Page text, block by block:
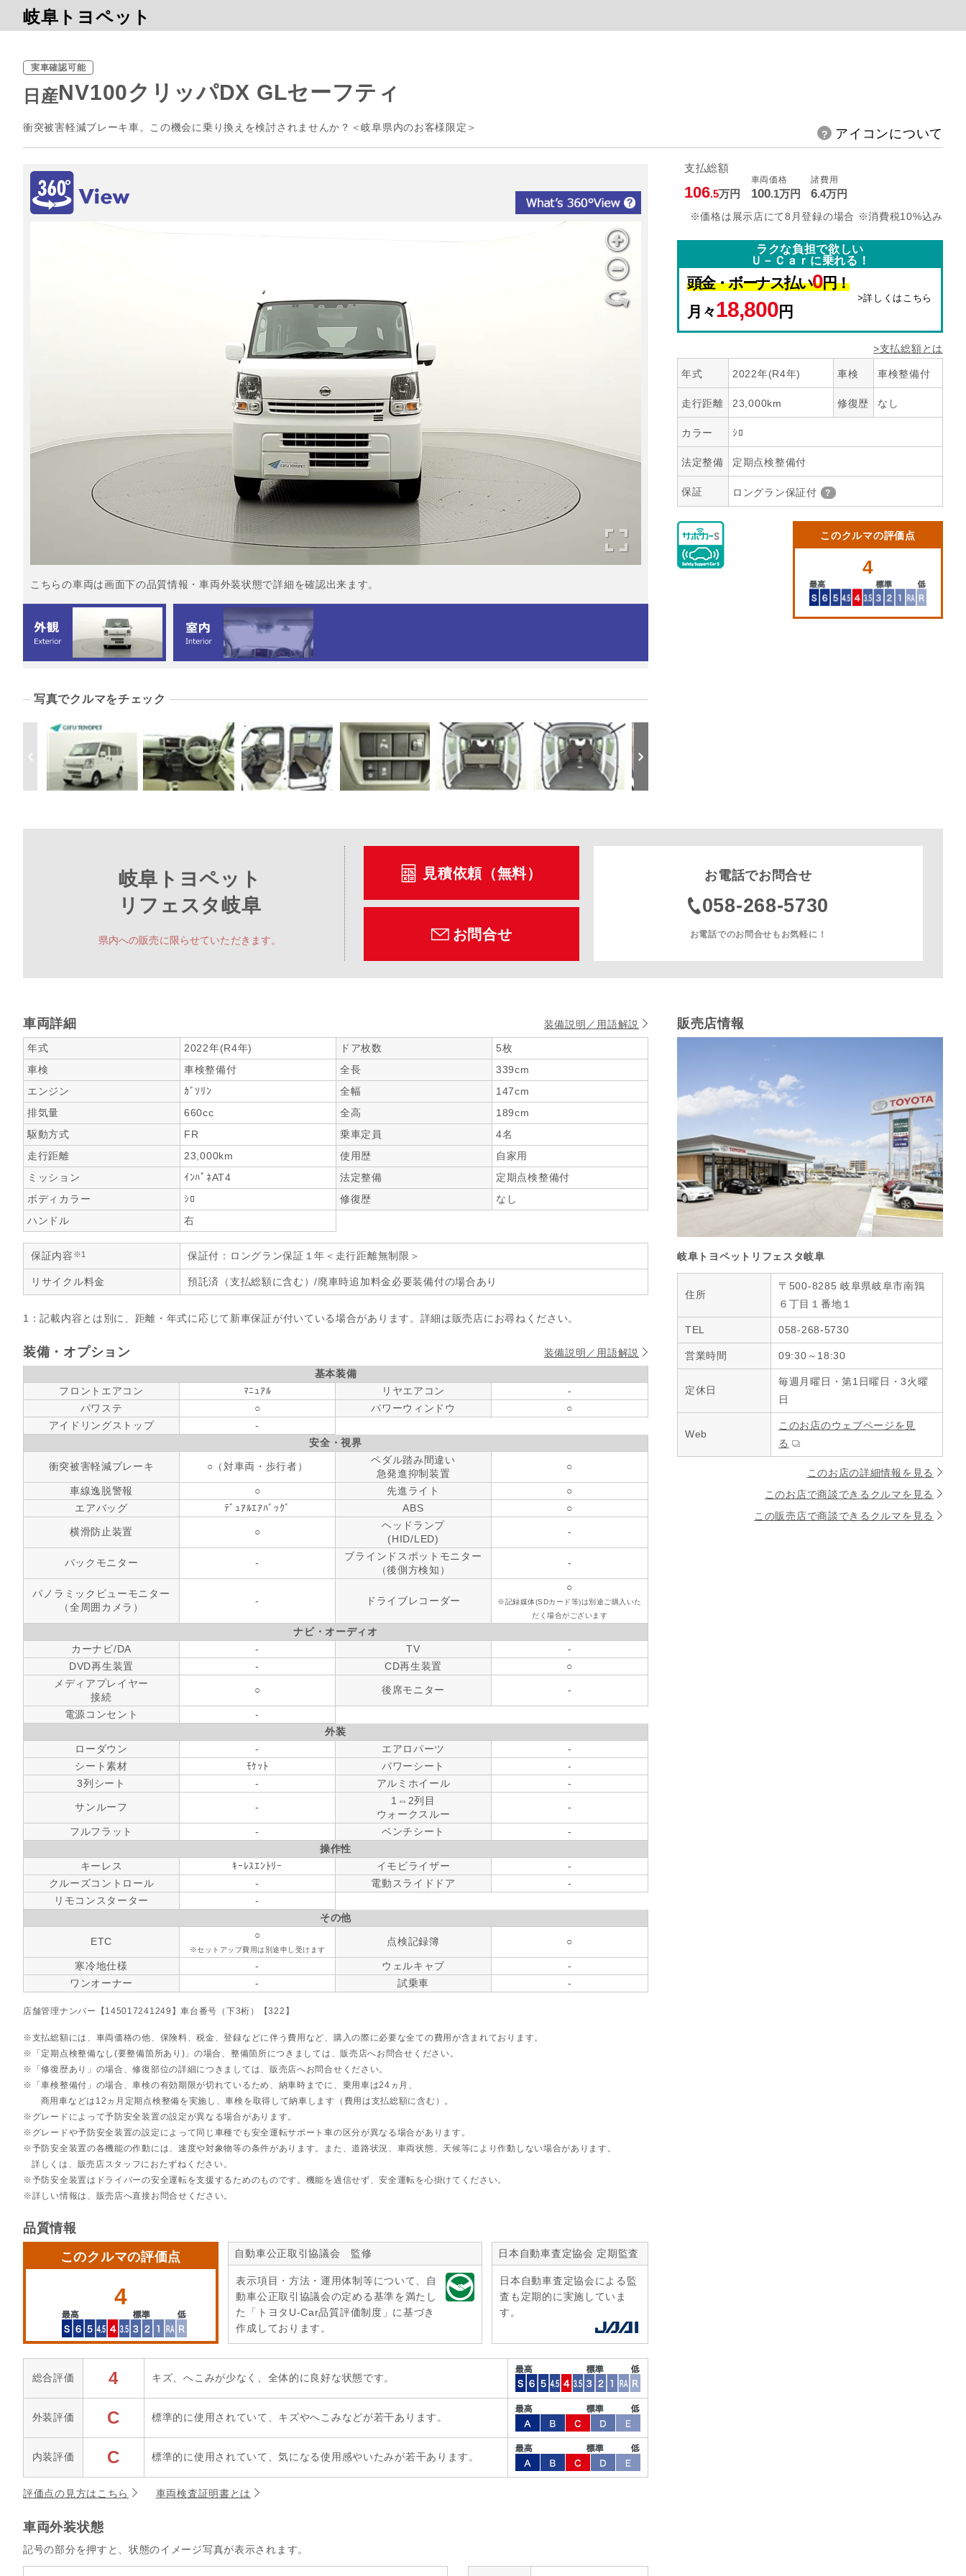
岐阜トヨペット
実車確認可能
日産NV100クリッパDX GLセーフティ
衝突被害軽減ブレーキ車。この機会に乗り換えを検討されませんか？＜岐阜県内のお客様限定＞
こちらの車両は画面下の品質情報・車両外装状態で詳細を確認出来ます。
写真でクルマをチェック
アイコンについて
支払総額
106.5万円
車両価格
100.1万円
諸費用
6.4万円
※価格は展示店にて8月登録の場合 ※消費税10%込み
ラクな負担で欲しい
Ｕ－Ｃａｒに乗れる！
頭金・ボーナス払い0円！
月々18,800円
>詳しくはこちら
>支払総額とは
年式 2022年(R4年) 車検 車検整備付
走行距離 23,000km 修復歴 なし
カラー ｼﾛ
法定整備 定期点検整備付
保証 ロングラン保証付
このクルマの評価点
4
岐阜トヨペット
リフェスタ岐阜
県内への販売に限らせていただきます。
見積依頼（無料）
お問合せ
お電話でお問合せ
058-268-5730
お電話でのお問合せもお気軽に！
車両詳細 装備説明／用語解説
年式 2022年(R4年) ドア枚数
5枚
車検
車検整備付 全長
339cm
エンジン
ｶﾞｿﾘﾝ 全幅
147cm
排気量
660cc 全高
189cm
駆動方式
FR 乗車定員
4名
走行距離
23,000km 使用歴
自家用
ミッション
ｲﾝﾊﾟﾈAT4 法定整備
定期点検整備付
ボディカラー
ｼﾛ 修復歴
なし
ハンドル
右
保証内容 ※1 保証付：ロングラン保証１年＜走行距離無制限＞
リサイクル料金 預託済（支払総額に含む）/廃車時追加料金必要装備付の場合あり
1：記載内容とは別に、距離・年式に応じて新車保証が付いている場合があります。詳細は販売店にお尋ねください。
装備・オプション
装備説明／用語解説
基本装備
フロントエアコン
ﾏﾆｭｱﾙ リヤエアコン
-
パワステ
○ パワーウィンドウ
○
アイドリングストップ
-
安全・視界
衝突被害軽減ブレーキ ○（対車両・歩行者）
ペダル踏み間違い
急発進抑制装置
○
車線逸脱警報 ○ 先進ライト
○
エアバッグ
ﾃﾞｭｱﾙｴｱﾊﾞｯｸﾞ ABS ○
横滑防止装置 ○
ヘッドランプ
(HID/LED)
-
バックモニター -
ブラインドスポットモニター
（後側方検知）
-
パノラミックビューモニター
（全周囲カメラ）
- ドライブレコーダー
○
※記録媒体(SDカード等)は別途ご購入いた
だく場合がございます
ナビ・オーディオ
カーナビ/DA
- TV
-
DVD再生装置
- CD再生装置
○
メディアプレイヤー
接続
○ 後席モニター -
電源コンセント
-
外装
ローダウン
- エアロパーツ
-
シート素材
ﾓｹｯﾄ パワーシート
-
3列シート
- アルミホイール -
サンルーフ -
1⇔2列目
ウォークスルー
-
フルフラット - ベンチシート
-
操作性
キーレス
ｷｰﾚｽｴﾝﾄﾘｰ イモビライザー
-
クルーズコントロール
- 電動スライドドア
-
リモコンスターター
-
その他
ETC
○
※セットアップ費用は別途申し受けます
点検記録簿 ○
寒冷地仕様 - ウェルキャブ
-
ワンオーナー
- 試乗車 -
店舗管理ナンバー【145017241249】車台番号（下3桁）【322】
支払総額には、車両価格の他、保険料、税金、登録などに伴う費用など、購入の際に必要な全ての費用が含まれております。
「定期点検整備なし(要整備箇所あり)」の場合、整備箇所につきましては、販売店へお問合せください。
「修復歴あり」の場合、修復部位の詳細につきましては、販売店へお問合せください。
「車検整備付」の場合、車検の有効期限が切れているため、納車時までに、乗用車は24ヵ月、
商用車などは12ヵ月定期点検整備を実施し、車検を取得して納車します（費用は支払総額に含む）。
グレードによって予防安全装置の設定が異なる場合があります。
グレードや予防安全装置の設定によって同じ車種でも安全運転サポート車の区分が異なる場合があります。
予防安全装置の各機能の作動には、速度や対象物等の条件があります。また、道路状況、車両状態、天候等により作動しない場合があります。
詳しくは、販売店スタッフにおたずねください。
予防安全装置はドライバーの安全運転を支援するためのものです。機能を過信せず、安全運転を心掛けてください。
詳しい情報は、販売店へ直接お問合せください。
品質情報
このクルマの評価点
4
自動車公正取引協議会 監修
表示項目・方法・運用体制等について、自
動車公正取引協議会の定める基準を満たし
た「トヨタU-Car品質評価制度」に基づき
作成しております。
日本自動車査定協会 定期監査
日本自動車査定協会による監
査も定期的に実施していま
す。
総合評価 4 キズ、へこみが少なく、全体的に良好な状態です。
外装評価 C 標準的に使用されていて、キズやへこみなどが若干あります。
内装評価 C 標準的に使用されていて、気になる使用感やいたみが若干あります。
評価点の見方はこちら 車両検査証明書とは
車両外装状態
記号の部分を押すと、状態のイメージ写真が表示されます。
販売店情報
岐阜トヨペットリフェスタ岐阜
住所
〒500-8285 岐阜県岐阜市南鶉
６丁目１番地１
TEL 058-268-5730
営業時間 09:30～18:30
定休日
毎週月曜日・第1日曜日・3火曜
日
Web
このお店のウェブページを見
る
このお店の詳細情報を見る
このお店で商談できるクルマを見る
この販売店で商談できるクルマを見る